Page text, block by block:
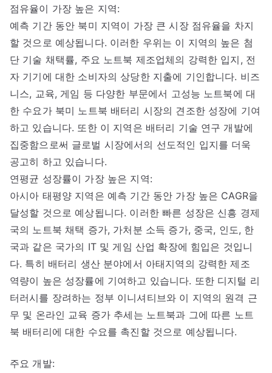
점유율이 가장 높은 지역:
예측 기간 동안 북미 지역이 가장 큰 시장 점유율을 차지
할 것으로 예상됩니다. 이러한 우위는 이 지역의 높은 첨
단 기술 채택률, 주요 노트북 제조업체의 강력한 입지, 전
자 기기에 대한 소비자의 상당한 지출에 기인합니다. 비즈
니스, 교육, 게임 등 다양한 부문에서 고성능 노트북에 대
한 수요가 북미 노트북 배터리 시장의 견조한 성장에 기여
하고 있습니다. 또한 이 지역은 배터리 기술 연구 개발에
집중함으로써 글로벌 시장에서의 선도적인 입지를 더욱
공고히 하고 있습니다.
연평균 성장률이 가장 높은 지역:
아시아 태평양 지역은 예측 기간 동안 가장 높은 CAGR을
달성할 것으로 예상됩니다. 이러한 빠른 성장은 신흥 경제
국의 노트북 채택 증가, 가처분 소득 증가, 중국, 인도, 한
국과 같은 국가의 IT 및 게임 산업 확장에 힘입은 것입니
다. 특히 배터리 생산 분야에서 아태지역의 강력한 제조
역량이 높은 성장률에 기여하고 있습니다. 또한 디지털 리
터러시를 장려하는 정부 이니셔티브와 이 지역의 원격 근
무 및 온라인 교육 증가 추세는 노트북과 그에 따른 노트
북 배터리에 대한 수요를 촉진할 것으로 예상됩니다.
주요 개발: